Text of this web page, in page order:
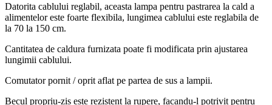
Datorita cablului reglabil, aceasta lampa pentru pastrarea la cald a
alimentelor este foarte flexibila, lungimea cablului este reglabila de
la 70 la 150 cm.
Cantitatea de caldura furnizata poate fi modificata prin ajustarea
lungimii cablului.
Comutator pornit / oprit aflat pe partea de sus a lampii.
Becul propriu-zis este rezistent la rupere, facandu-l potrivit pentru